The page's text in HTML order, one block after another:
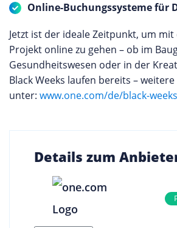
Online-Buchungssysteme für
Jetzt ist der ideale Zeitpunkt, um
Projekt online zu gehen – ob im
Gesundheitswesen oder in der
Black Weeks laufen bereits –
unter: www.one.com/de/black-weeks
Details zum